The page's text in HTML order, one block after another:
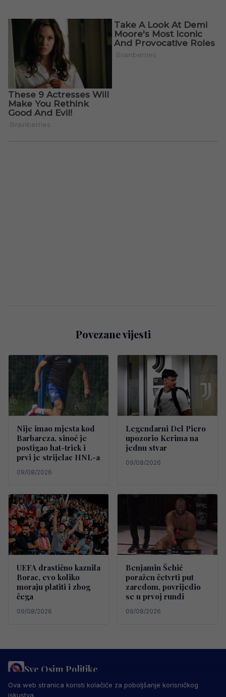
Povezane vijesti
Nije imao mjesta kod
Barbareza, sinoć je
postigao hat-trick i
prvi je strijelac HNL-a
09/08/2026
Legendarni Del Piero
upozorio Kerima na
jednu stvar
09/08/2026
UEFA drastično kaznila
Borac, evo koliko
moraju platiti i zbog
čega
09/08/2026
Benjamin Šehić
poražen četvrti put
zaredom, povrijedio
se u prvoj rundi
09/08/2026
Sve Osim Politike
PRAVILA PRIVATNOSTI MARKETING
USLOVI KORIŠTENJA
IMPRESSUM
Ova web stranica koristi kolačiće za poboljšanje korisničkog
iskustva.